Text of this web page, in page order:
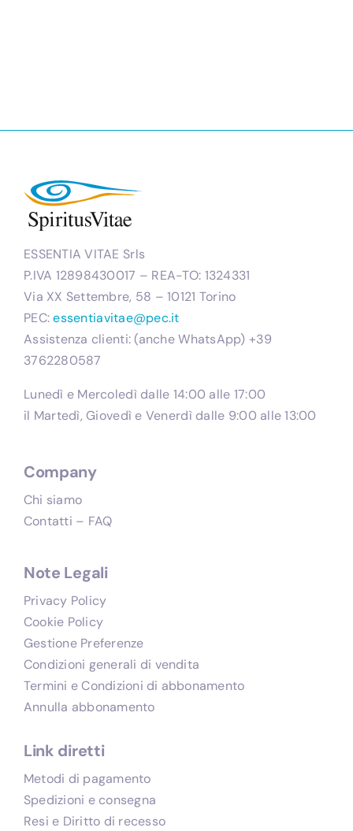
ESSENTIA VITAE Srls
P.IVA 12898430017 – REA-TO: 1324331
Via XX Settembre, 58 – 10121 Torino
PEC:essentiavitae@pec.it
Assistenza clienti: (anche WhatsApp) +39
3762280587
Lunedì e Mercoledì dalle 14:00 alle 17:00
il Martedì, Giovedì e Venerdì dalle 9:00 alle 13:00
Company
Chi siamo
Contatti – FAQ
Note Legali
Privacy Policy
Cookie Policy
Gestione Preferenze
Condizioni generali di vendita
Termini e Condizioni di abbonamento
Annulla abbonamento
Link diretti
Metodi di pagamento
Spedizioni e consegna
Resi e Diritto di recesso